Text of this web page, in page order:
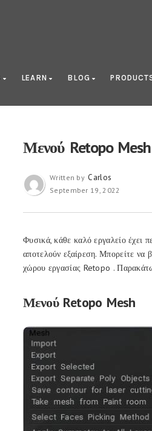
LEARN BLOG
Μενού Retopo
Written by Carlos
September 19, 2022
Φυσικά, κάθε καλό εργαλείο έχει
αποτελούν εξαίρεση. Μπορείτε
χώρου εργασίας Retopo .
Μενού Retopo Mesh